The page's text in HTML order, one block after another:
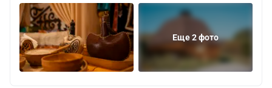
Еще 2 фото